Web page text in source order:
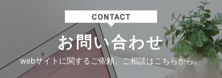
お問い合わせ
webサイトに関するご依頼、ご相談はこちらから。